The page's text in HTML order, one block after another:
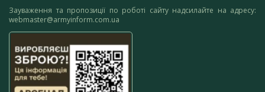
Зауваження та пропозиції по роботі сайту надсилайте на адресу:
webmaster@armyinform.com.ua